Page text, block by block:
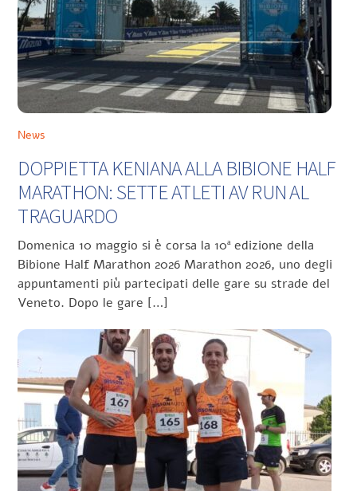
News
DOPPIETTA KENIANA ALLA BIBIONE HALF
MARATHON: SETTE ATLETI AV RUN AL
TRAGUARDO
Domenica 10 maggio si è corsa la 10ª edizione della
Bibione Half Marathon 2026 Marathon 2026, uno degli
appuntamenti più partecipati delle gare su strade del
Veneto. Dopo le gare […]